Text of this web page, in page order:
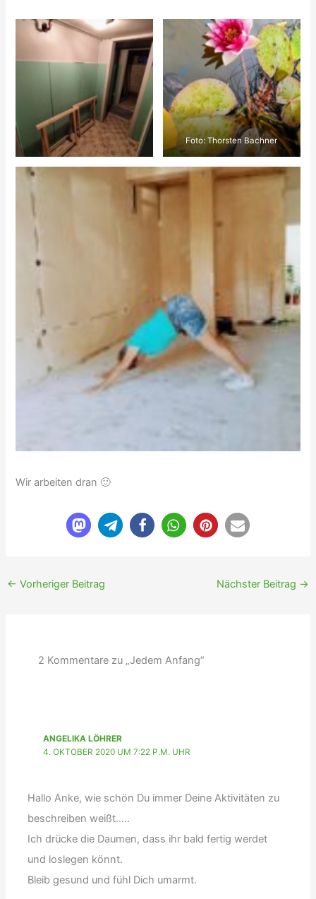
Foto: Thorsten Bachner
Wir arbeiten dran 🙂
← Vorheriger Beitrag Nächster Beitrag →
2 Kommentare zu „Jedem Anfang“
ANGELIKA LÖHRER
4. OKTOBER 2020 UM 7:22 P.M. UHR
Hallo Anke, wie schön Du immer Deine Aktivitäten zu
beschreiben weißt…..
Ich drücke die Daumen, dass ihr bald fertig werdet
und loslegen könnt.
Bleib gesund und fühl Dich umarmt.